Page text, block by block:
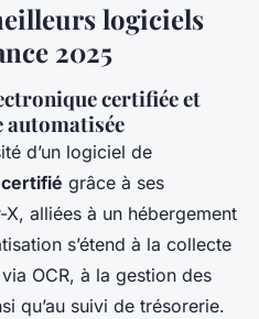
logiciels
2025
certifiée et
d’un logiciel de
grâce à ses
alliées à un hébergement
s’étend à la collecte
OCR, à la gestion des
qu’au suivi de trésorerie.